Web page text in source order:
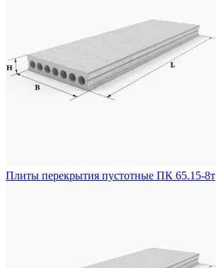
Плиты перекрытия пустотные ПК 65.15-8т